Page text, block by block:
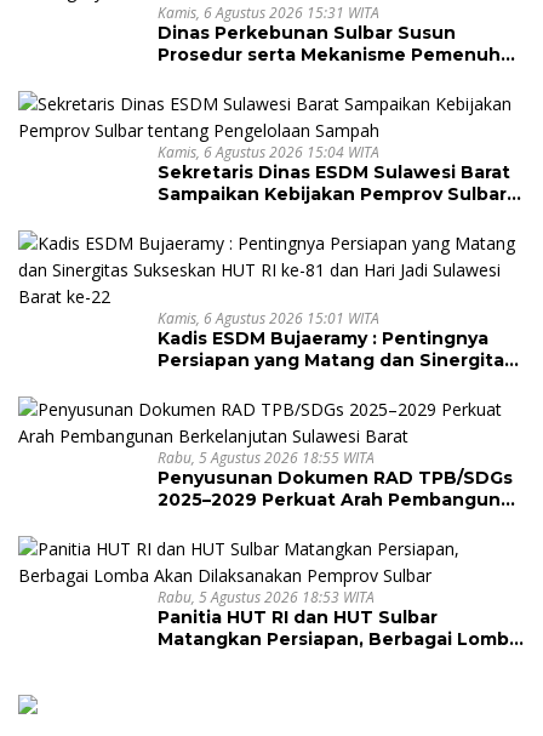
Kamis, 6 Agustus 2026 15:31 WITA
Dinas Perkebunan Sulbar Susun
Prosedur serta Mekanisme Pemenuhan
di Pasangkayu
Kamis, 6 Agustus 2026 15:04 WITA
Sekretaris Dinas ESDM Sulawesi Barat
Sampaikan Kebijakan Pemprov Sulbar
Kamis, 6 Agustus 2026 15:01 WITA
Kadis ESDM Bujaeramy : Pentingnya
Persiapan yang Matang dan Sinergitas
Sulawesi Barat ke-22
Rabu, 5 Agustus 2026 18:55 WITA
Penyusunan Dokumen RAD TPB/SDGs
2025–2029 Perkuat Arah Pembangunan
Rabu, 5 Agustus 2026 18:53 WITA
Panitia HUT RI dan HUT Sulbar
Matangkan Persiapan, Berbagai Lomba